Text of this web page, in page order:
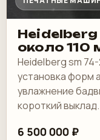
Heidelberg
около 110
Heidelberg sm 74-
установка форм
увлажнение
короткий
хорошем
6 500 000 ₽